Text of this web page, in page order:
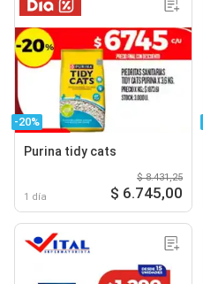
-20%
Purina tidy cats
1 día
$ 8.431,25
$ 6.745,00